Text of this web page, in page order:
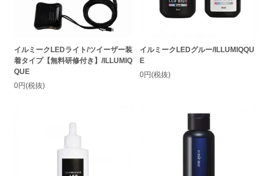
イルミークLEDライト/ツイーザー装
着タイプ【無料研修付き】/ILLUMIQ
QUE
0円(税抜)
イルミークLEDグルー/ILLUMIQQU
E
0円(税抜)